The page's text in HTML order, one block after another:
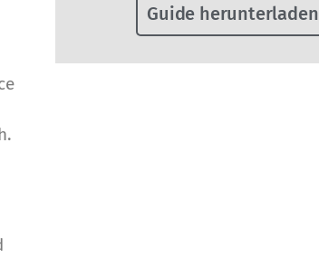
Guide herunterladen